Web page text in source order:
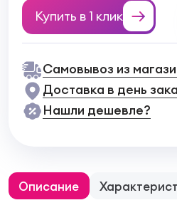
Купить в 1 клик
Самовывоз из
Доставка в день
Нашли дешевле?
Описание